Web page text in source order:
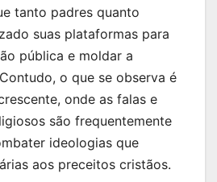
tanto padres quanto
suas plataformas para
pública e moldar a
o que se observa é
onde as falas e
são frequentemente
ideologias que
aos preceitos cristãos.